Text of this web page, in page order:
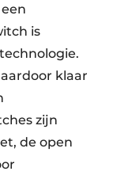
is
klaar
zijn
de open